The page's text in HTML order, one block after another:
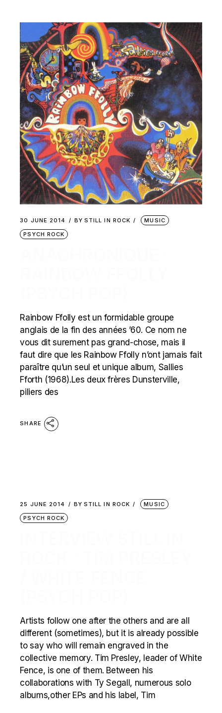
30 JUNE 2014 BY STILL IN ROCK
MUSIC
PSYCH ROCK
Rainbow Ffolly est un formidable groupe
anglais de la fin des années ’60. Ce nom ne
vous dit surement pas grand-chose, mais il
faut dire que les Rainbow Ffolly n’ont jamais fait
paraître qu’un seul et unique album, Sallies
Fforth (1968).Les deux frères Dunsterville,
piliers des
SHARE
25 JUNE 2014 BY STILL IN ROCK
MUSIC
PSYCH ROCK
Artists follow one after the others and are all
different (sometimes), but it is already possible
to say who will remain engraved in the
collective memory. Tim Presley, leader of White
Fence, is one of them. Between his
collaborations with Ty Segall, numerous solo
albums,other EPs and his label, Tim